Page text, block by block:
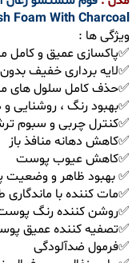
Foam With Charcoal
ویژگی ها :
✅پاکسازی عمیق و کامل
✅لایه برداری خفیف
✅حذف کامل سلول های
✅بهبود رنگ ، روشنایی
✅کنترل چربی و سبوم
✅کاهش دهانه منافذ باز
✅کاهش عیوب پوست
✅ بهبود ظاهر و
✅مات کننده با ماندگاری
✅روشن کننده رنگ
✅تصفیه کننده عمیق
✅فرمول ضدآلودگی